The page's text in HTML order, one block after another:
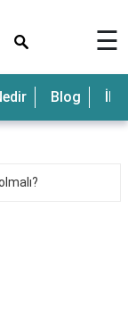
☰
Blog